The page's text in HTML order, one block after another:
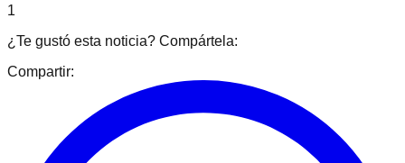
1
¿Te gustó esta noticia? Compártela:
Compartir: